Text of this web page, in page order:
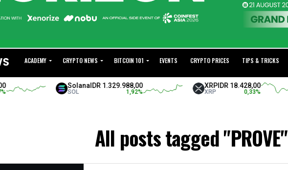
ACADEMY CRYPTO NEWS BITCOIN 101 EVENTS CRYPTO PRICES TIPS & TRICKS
Solana IDR 1.329.988,00
SOL 1,92%
XRPIDR 18.428,00
XRP 0,33%
All posts tagged "PROVE"